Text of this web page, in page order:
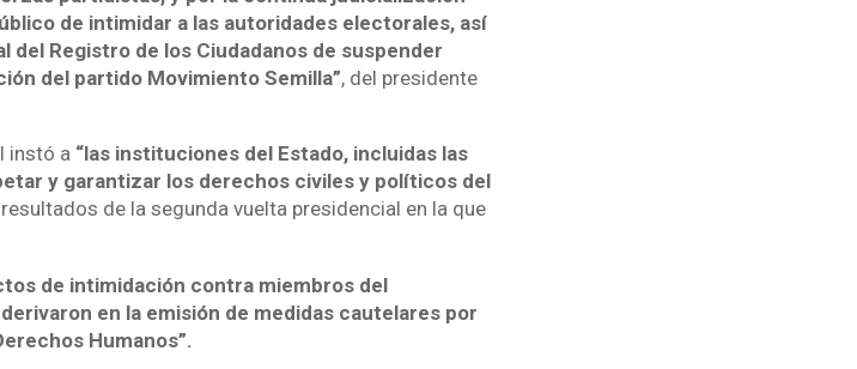
de intimidar a las autoridades electorales, así
del Registro de los Ciudadanos de suspender
del partido Movimiento Semilla”, del presidente
instó a “las instituciones del Estado, incluidas las
y garantizar los derechos civiles y políticos del
de la segunda vuelta presidencial en la que
de intimidación contra miembros del
en la emisión de medidas cautelares por
Humanos”.